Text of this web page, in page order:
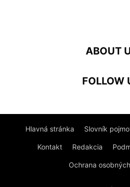
ABOUT
FOLLOW
Hlavná stránka Slovník
Kontakt Redakcia
Ochrana